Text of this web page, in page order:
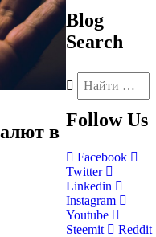
в
Blog
Search
Follow Us
Facebook
Twitter
Linkedin
Instagram
Youtube
Steemit
Reddit